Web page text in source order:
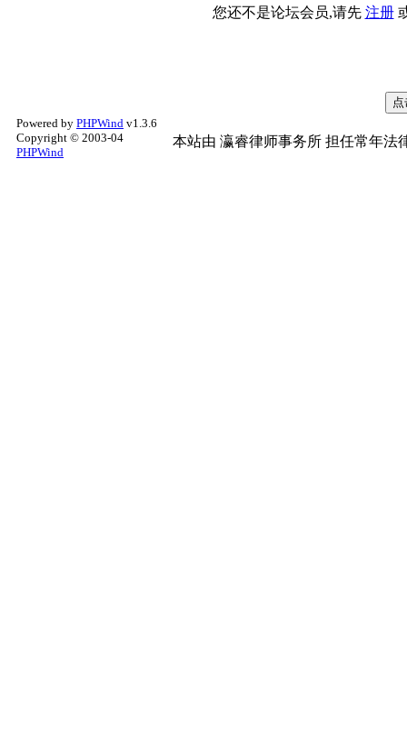
您还不是论坛会员,请先 注册
Powered by PHPWind v1.3.6
Copyright © 2003-04
PHPWind
本站由 瀛睿律师事务所 担任常年法